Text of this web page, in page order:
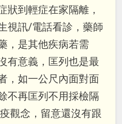
狀到輕症在家隔離，
視訊/電話看診，藥師
，是其他疾病若需
有意義，匡列也是最
，如一公尺內面對面
不再匡列不用採檢隔
觀念，留意還沒有跟